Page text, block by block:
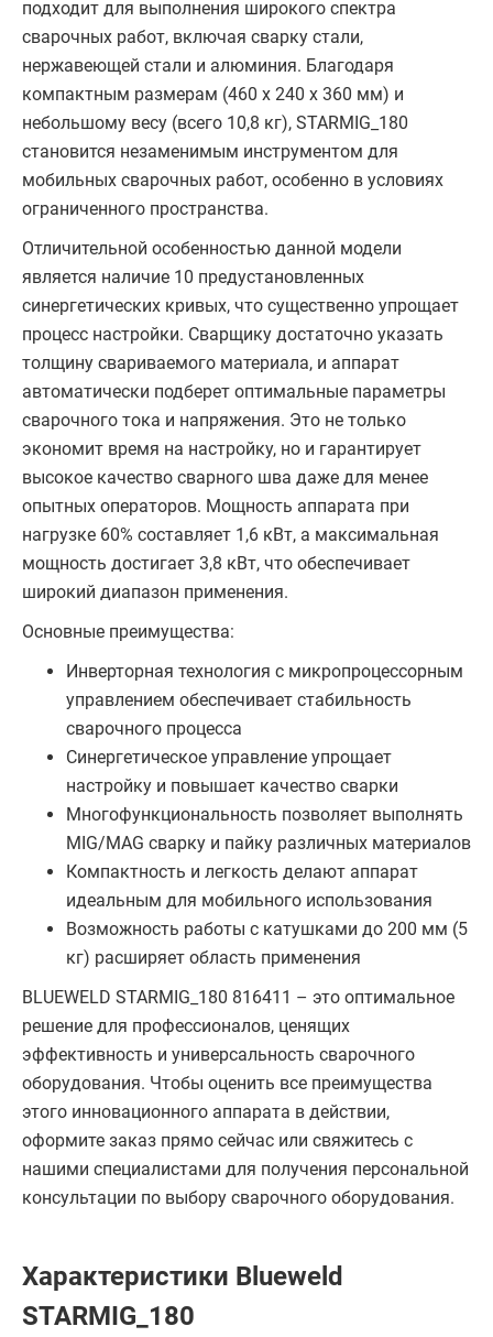
подходит для выполнения широкого спектра
сварочных работ, включая сварку стали,
нержавеющей стали и алюминия. Благодаря
компактным размерам (460 х 240 х 360 мм) и
небольшому весу (всего 10,8 кг), STARMIG_180
становится незаменимым инструментом для
мобильных сварочных работ, особенно в условиях
ограниченного пространства.
Отличительной особенностью данной модели
является наличие 10 предустановленных
синергетических кривых, что существенно упрощает
процесс настройки. Сварщику достаточно указать
толщину свариваемого материала, и аппарат
автоматически подберет оптимальные параметры
сварочного тока и напряжения. Это не только
экономит время на настройку, но и гарантирует
высокое качество сварного шва даже для менее
опытных операторов. Мощность аппарата при
нагрузке 60% составляет 1,6 кВт, а максимальная
мощность достигает 3,8 кВт, что обеспечивает
широкий диапазон применения.
Основные преимущества:
Инверторная технология с микропроцессорным
управлением обеспечивает стабильность
сварочного процесса
Синергетическое управление упрощает
настройку и повышает качество сварки
Многофункциональность позволяет выполнять
MIG/MAG сварку и пайку различных материалов
Компактность и легкость делают аппарат
идеальным для мобильного использования
Возможность работы с катушками до 200 мм (5
кг) расширяет область применения
BLUEWELD STARMIG_180 816411 – это оптимальное
решение для профессионалов, ценящих
эффективность и универсальность сварочного
оборудования. Чтобы оценить все преимущества
этого инновационного аппарата в действии,
оформите заказ прямо сейчас или свяжитесь с
нашими специалистами для получения персональной
консультации по выбору сварочного оборудования.
Характеристики Blueweld
STARMIG_180